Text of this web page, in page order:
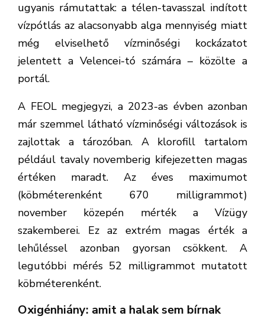
ugyanis rámutattak: a télen-tavasszal indított
vízpótlás az alacsonyabb alga mennyiség miatt
még elviselhető vízminőségi kockázatot
jelentett a Velencei-tó számára – közölte a
portál.
A FEOL megjegyzi, a 2023-as évben azonban
már szemmel látható vízminőségi változások is
zajlottak a tározóban. A klorofill tartalom
például tavaly novemberig kifejezetten magas
értéken maradt. Az éves maximumot
(köbméterenként 670 milligrammot)
november közepén mérték a Vízügy
szakemberei. Ez az extrém magas érték a
lehűléssel azonban gyorsan csökkent. A
legutóbbi mérés 52 milligrammot mutatott
köbméterenként.
Oxigénhiány: amit a halak sem bírnak